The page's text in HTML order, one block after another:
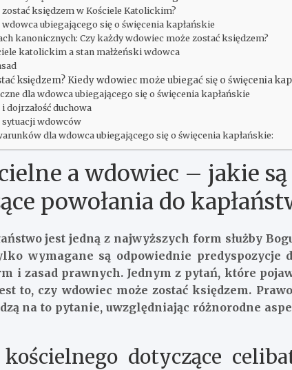
księdzem w Kościele Katolickim?
ubiegającego się o święcenia kapłańskie
kanonicznych: Czy każdy wdowiec może zostać księdzem?
katolickim a stan małżeński wdowca
księdzem? Kiedy wdowiec może ubiegać się o święcenia
dla wdowca ubiegającego się o święcenia kapłańskie
dojrzałość duchowa
wdowców
dla wdowca ubiegającego się o święcenia kapłańskie:
a wdowiec – jakie są
powołania do
jest jedną z najwyższych form służby
wymagane są odpowiednie predyspozycje
i zasad prawnych. Jednym z pytań, które
to, czy wdowiec może zostać księdzem.
na to pytanie, uwzględniając różnorodne
dotyczące